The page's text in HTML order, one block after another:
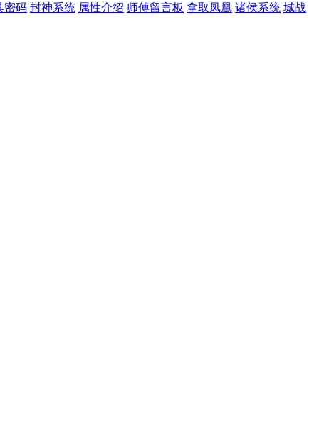
密码 封神系统 属性介绍 师傅留言板 拿取凤凰 诸侯系统 城战